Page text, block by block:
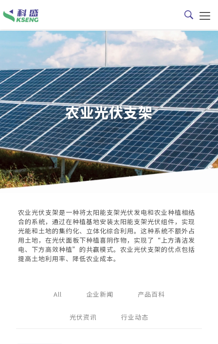
农业光伏支架
农业光伏支架是一种将太阳能支架光伏发电和农业种植相结
合的系统，通过在种植基地安装太阳能支架光伏组件，实现
光能和土地的集约化、立体化综合利用。这种系统不额外占
用土地，在光伏面板下种植喜阴作物，实现了“上方清洁发
电、下方高效种植”的共赢模式。农业光伏支架的优点包括
提高土地利用率、降低农业成本。
All 企业新闻 产品百科
光伏资讯 行业动态